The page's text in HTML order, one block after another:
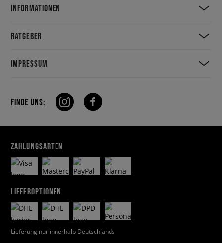
INFORMATIONEN
RATGEBER
IMPRESSUM
FINDE UNS:
ZAHLUNGSARTEN
LIEFEROPTIONEN
Lieferung nur innerhalb Deutschlands